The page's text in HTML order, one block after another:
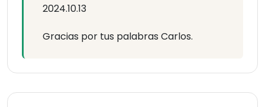
2024.10.13
Gracias por tus palabras Carlos.